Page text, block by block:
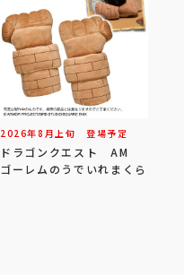
2026年8 月 上旬 登場予定
ドラゴンクエスト AM
ゴーレムのうでいれまくら